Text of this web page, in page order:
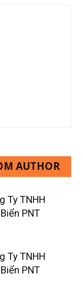
AUTHOR
Ty TNHH
PNT
Ty TNHH
PNT